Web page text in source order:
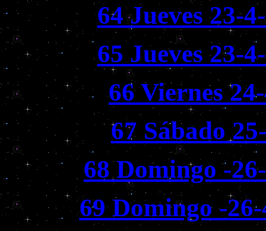
64 Jueves 23-
65 Jueves 23-
66 Viernes
67 Sábado
68 Domingo -
69 Domingo -